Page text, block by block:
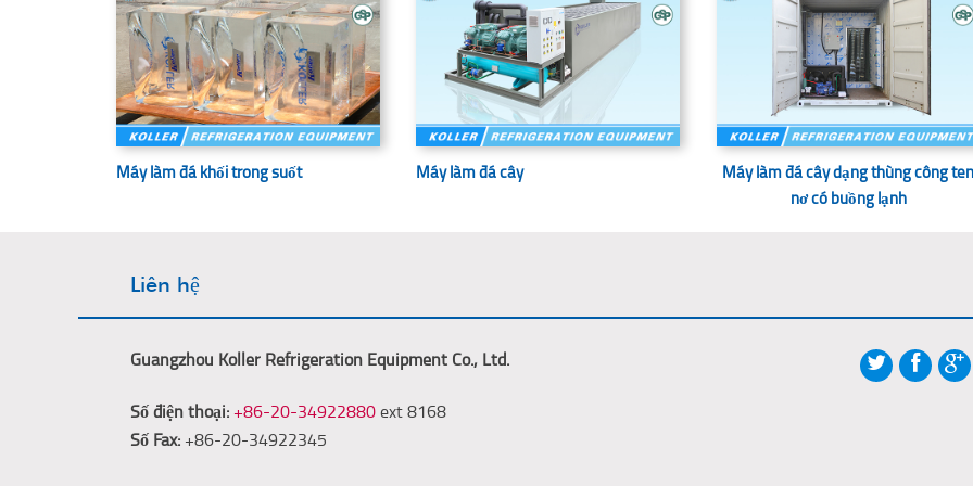
Máy làm đá khối trong suốt Máy làm đá cây
Máy làm đá cây dạng thùng công
nơ có buồng lạnh
Liên hệ
Guangzhou Koller Refrigeration Equipment Co., Ltd.
Số điện thoại: +86-20-34922880 ext 8168
Số Fax: +86-20-34922345